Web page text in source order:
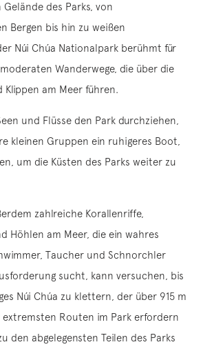
des Parks, von
Bergen bis hin zu weißen
Núi Chúa Nationalpark berühmt für
Wanderwege, die über die
Klippen am Meer führen.
und Flüsse den Park durchziehen,
kleinen Gruppen ein ruhigeres Boot,
um die Küsten des Parks weiter zu
zahlreiche Korallenriffe,
Höhlen am Meer, die ein wahres
Taucher und Schnorchler
sucht, kann versuchen, bis
Núi Chúa zu klettern, der über 915 m
extremsten Routen im Park erfordern
den abgelegensten Teilen des Parks